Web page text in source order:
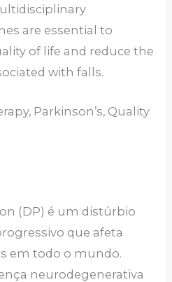
are essential to
of life and reduce the
with falls.
Parkinson’s, Quality
(DP) é um distúrbio
que afeta
em todo o mundo.
neurodegenerativa